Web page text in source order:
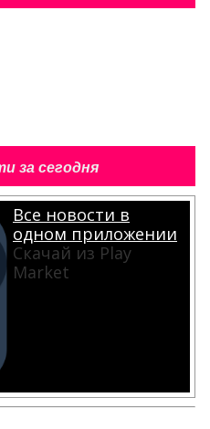
за сегодня
Все новости в
одном приложении
Скачай из Play
Market